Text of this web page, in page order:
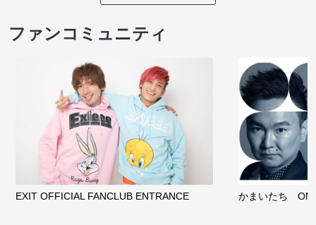
ファンコミュニティ
EXIT OFFICIAL FANCLUB ENTRANCE かまいたち